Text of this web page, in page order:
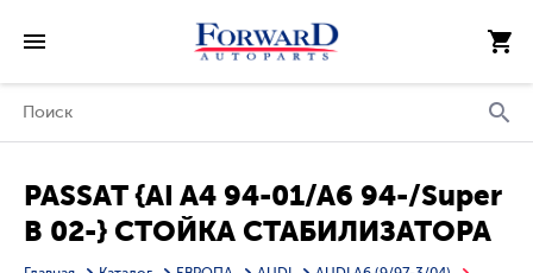
PASSAT {AI A4 94-01/A6 94-/Super
B 02-} СТОЙКА СТАБИЛИЗАТОРА